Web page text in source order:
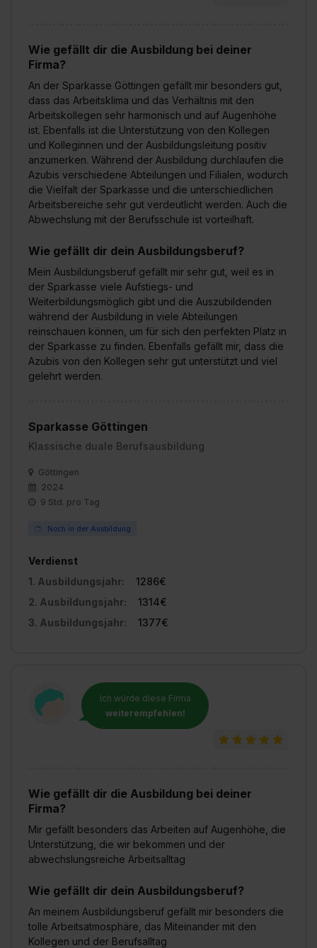
bestimmte Verwendungszwecke zulassen, triff deine
Auswahl über die Checkboxen und klick auf „Auswahl
erlauben“. Die Einwilligung zur Platzierung von Cookies
der Kategorien „Präferenzen“, „Statistiken“ und „Social
Media und Marketing“ umfasst hierbei die Einwilligung
zur Übermittlung deiner Daten in die USA (Art. 49 Abs. 1
S. 1 lit. a) DS-GVO). Die USA verfügen über kein
angemessenes Datenschutzniveau (EuGH – Schrems
II). Du kannst die von dir erteilte Einwilligung jederzeit mit
Wirkung für die Zukunft ganz oder teilweise über unsere
Datenschutzerklärung unter dem Punkt „Datenschutz-
einzelnen Cookies findest du durch Klick auf „Details
zeigen“. Weitere Informationen:Datenschutzerklärung
Impressum.
Wie gefällt dir die Ausbildung bei deiner
Firma?
An der Sparkasse Göttingen gefällt mir besonders gut,
dass das Arbeitsklima und das Verhältnis mit den
Arbeitskollegen sehr harmonisch und auf Augenhöhe
ist. Ebenfalls ist die Unterstützung von den Kollegen
und Kolleginnen und der Ausbildungsleitung positiv
anzumerken. Während der Ausbildung durchlaufen die
Azubis verschiedene Abteilungen und Filialen, wodurch
die Vielfalt der Sparkasse und die unterschiedlichen
Arbeitsbereiche sehr gut verdeutlicht werden. Auch die
Abwechslung mit der Berufsschule ist vorteilhaft.
Wie gefällt dir dein Ausbildungsberuf?
Mein Ausbildungsberuf gefällt mir sehr gut, weil es in
der Sparkasse viele Aufstiegs- und
Weiterbildungsmöglich gibt und die Auszubildenden
während der Ausbildung in viele Abteilungen
reinschauen können, um für sich den perfekten Platz in
der Sparkasse zu finden. Ebenfalls gefällt mir, dass die
Azubis von den Kollegen sehr gut unterstützt und viel
gelehrt werden.
Sparkasse Göttingen
Klassische duale Berufsausbildung
Göttingen
2024
9 Std. pro Tag
Noch in der Ausbildung
Verdienst
1. Ausbildungsjahr:
1286€
2. Ausbildungsjahr:
1314€
3. Ausbildungsjahr:
1377€
Ich würde diese Firma
weiterempfehlen!
Wie gefällt dir die Ausbildung bei deiner
Firma?
Mir gefällt besonders das Arbeiten auf Augenhöhe, die
Unterstützung, die wir bekommen und der
abwechslungsreiche Arbeitsalltag
Wie gefällt dir dein Ausbildungsberuf?
An meinem Ausbildungsberuf gefällt mir besonders die
tolle Arbeitsatmosphäre, das Miteinander mit den
Kollegen und der Berufsalltag